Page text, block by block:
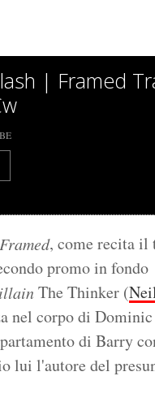
| Framed
Framed, come recita il
promo in fondo
The Thinker (
nel corpo di Dominic
di Barry
lui l'autore del